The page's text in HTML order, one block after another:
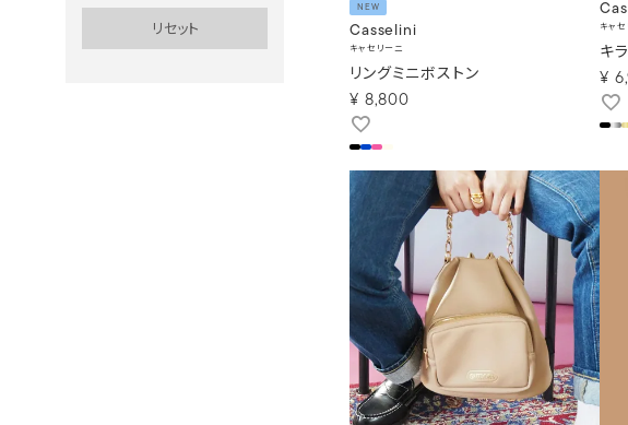
NEW
Casselini
キャセリーニ
リングミニボストン
¥ 8,800
キャ
キ
¥